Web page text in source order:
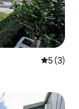
5 (3)